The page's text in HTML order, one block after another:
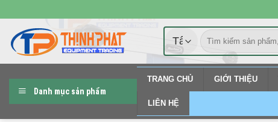
đến
nội
dung
Tìm
kiếm:
Danh mục sản phẩm
TRANG CHỦ GIỚI THIỆU
LIÊN HỆ